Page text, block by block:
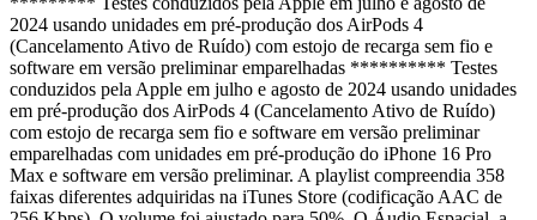
2024 usando unidades em pré-produção dos AirPods 4
(Cancelamento Ativo de Ruído) com estojo de recarga sem fio e
software em versão preliminar emparelhadas ********** Testes
conduzidos pela Apple em julho e agosto de 2024 usando unidades
em pré-produção dos AirPods 4 (Cancelamento Ativo de Ruído)
com estojo de recarga sem fio e software em versão preliminar
emparelhadas com unidades em pré-produção do iPhone 16 Pro
Max e software em versão preliminar. A playlist compreendia 358
faixas diferentes adquiridas na iTunes Store (codificação AAC de